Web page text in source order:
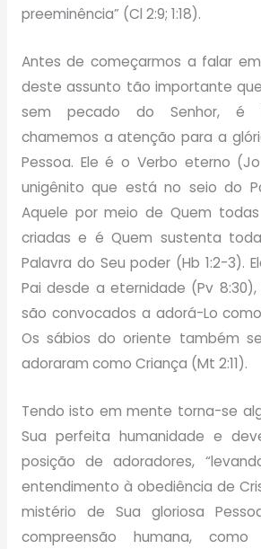
preeminência” (Cl 2:9; 1:18).
Antes de começarmos a falar
deste assunto tão importante
sem pecado do Senhor, é
chamemos a atenção para a
Pessoa. Ele é o Verbo eterno (Jo
unigênito que está no seio do
Aquele por meio de Quem
criadas e é Quem sustenta
Palavra do Seu poder (Hb 1:2-3).
Pai desde a eternidade (Pv
são convocados a adorá-Lo
Os sábios do oriente também
adoraram como Criança (Mt 2:11).
Tendo isto em mente torna-se
Sua perfeita humanidade e
posição de adoradores,
entendimento à obediência de
mistério de Sua gloriosa
compreensão humana,